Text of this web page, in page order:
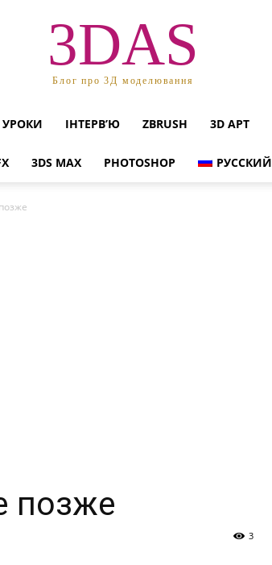
3DAS
Блог про 3Д моделювання
УРОКИ ІНТЕРВ’Ю ZBRUSH 3D АРТ
3DS MAX PHOTOSHOP РУССКИЙ
позже
3